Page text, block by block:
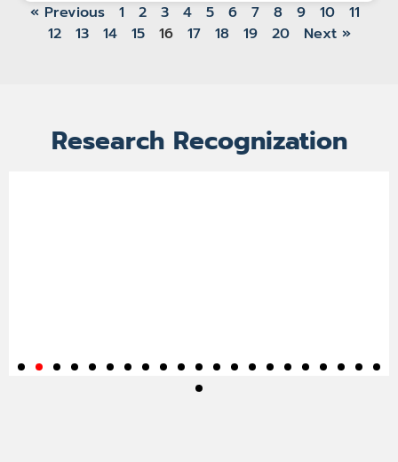
« Previous 1 2 3 4 5 6 7 8 9 10
11
12
13 14 15 16 17 18 19 20 Next »
Research Recognization